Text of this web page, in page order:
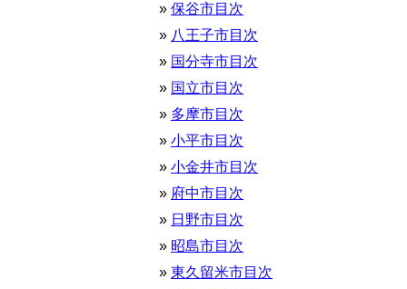
保谷市目次
八王子市目次
国分寺市目次
国立市目次
多摩市目次
小平市目次
小金井市目次
府中市目次
日野市目次
昭島市目次
東久留米市目次